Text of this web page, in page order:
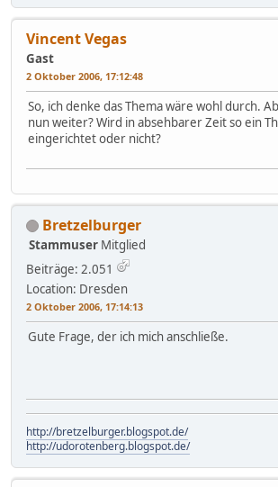
Vincent Vegas
Gast
2 Oktober 2006, 17:12:48
So, ich denke das Thema wäre wohl durch.
nun weiter? Wird in absehbarer Zeit so ein
eingerichtet oder nicht?
Bretzelburger
Stammuser Mitglied
Beiträge: 2.051
Location: Dresden
2 Oktober 2006, 17:14:13
Gute Frage, der ich mich anschließe.
http://bretzelburger.blogspot.de/
http://udorotenberg.blogspot.de/